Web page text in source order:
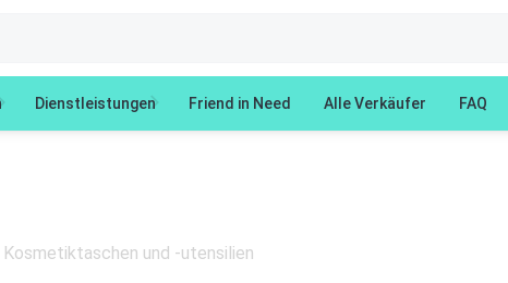
Dienstleistungen Friend in Need Alle Verkäufer FAQ
Kosmetiktaschen und -utensilien